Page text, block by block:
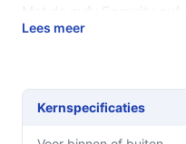
camera in huis, maar een
Uitstekende
resolutie voor
Lees meer
Kernspecificaties